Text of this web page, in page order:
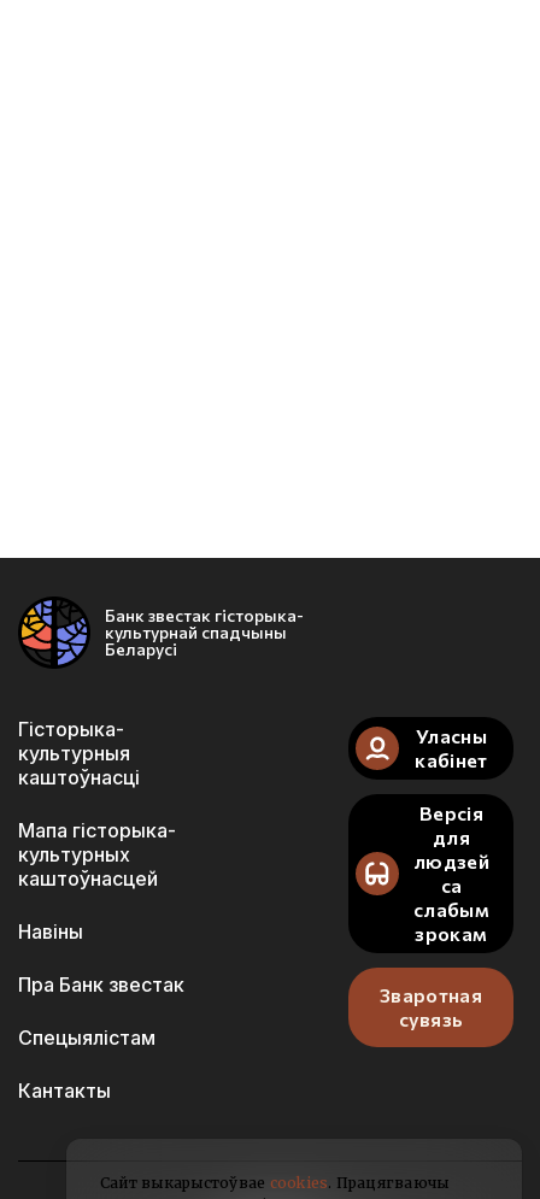
Банк звестак гісторыка-
культурнай спадчыны
Беларусі
Гісторыка-
культурныя
каштоўнасці
Мапа гісторыка-
культурных
каштоўнасцей
Навіны
Пра Банк звестак
Спецыялістам
Кантакты
Уласны
кабінет
Версія
для
людзей
са
слабым
зрокам
Зваротная
сувязь
Сайт выкарыстоўвае cookies. Працягваючы